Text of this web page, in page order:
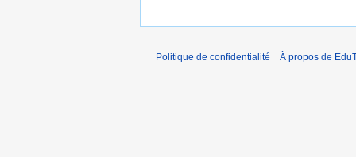
Politique de confidentialité À propos de